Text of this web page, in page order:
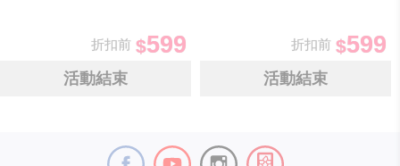
折扣前 599
活動結束
折扣前 599
活動結束